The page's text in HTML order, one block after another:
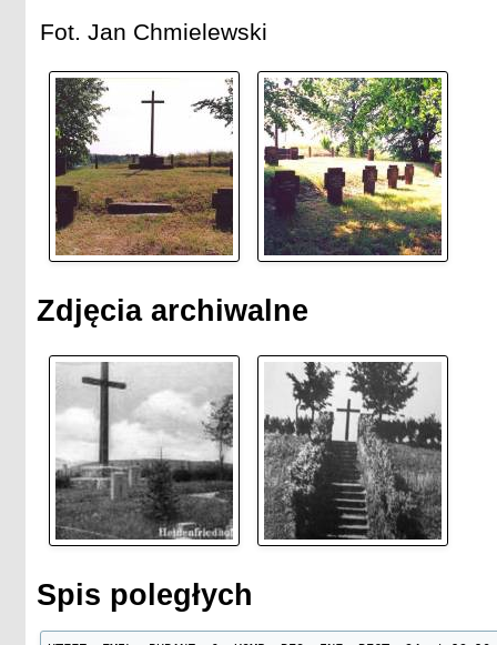
Fot. Jan Chmielewski
Zdjęcia archiwalne
Spis poległych